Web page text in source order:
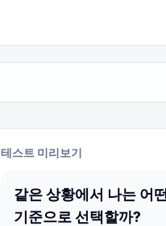
테스트 미리보기
같은 상황에서 나는 어떤
기준으로 선택할까?